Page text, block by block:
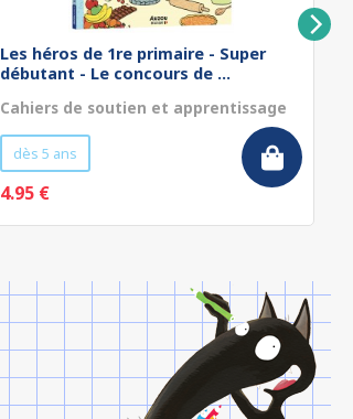
Les héros de 1re primaire - Super
débutant - Le concours de ...
Cahiers de soutien et apprentissage
dès 5 ans
4.95 €